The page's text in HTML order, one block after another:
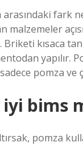
fark
malzemeler
kısaca
yapılır.
pomza ve
iyi bims
pomza